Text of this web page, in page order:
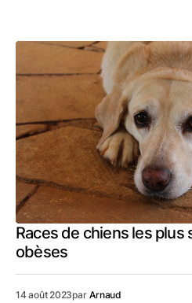
Races de chiens les plus
obèses
14 août 2023par Arnaud